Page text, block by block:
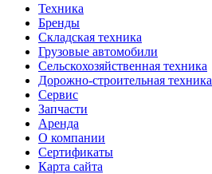
Техника
Бренды
Складская техника
Грузовые автомобили
Сельскохозяйственная техника
Дорожно-строительная техника
Сервис
Запчасти
Аренда
О компании
Сертификаты
Карта сайта